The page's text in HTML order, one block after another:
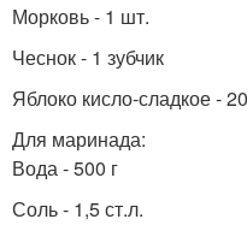
Морковь - 1 шт.
Чеснок - 1 зубчик
Яблоко кисло-сладкое -
Для маринада:
Вода - 500 г
Соль - 1,5 ст.л.